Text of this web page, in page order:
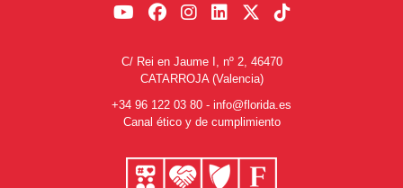
C/ Rei en Jaume I, nº 2, 46470
CATARROJA (Valencia)
+34 96 122 03 80 - info@florida.es
Canal ético y de cumplimiento